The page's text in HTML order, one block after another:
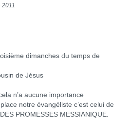
dimanches du temps de
de Jésus
n’a aucune importance
notre évangéliste c’est celui de
PROMESSES MESSIANIQUE.